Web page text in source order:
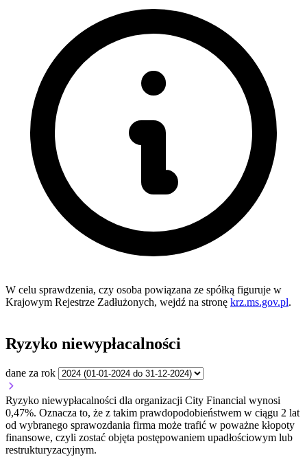
W celu sprawdzenia, czy osoba powiązana ze spółką figuruje w
Krajowym Rejestrze Zadłużonych, wejdź na stronę krz.ms.gov.pl.
Ryzyko niewypłacalności
dane za rok
Ryzyko niewypłacalności dla organizacji City Financial wynosi
0,47%. Oznacza to, że z takim prawdopodobieństwem w ciągu 2 lat
od wybranego sprawozdania firma może trafić w poważne kłopoty
finansowe, czyli zostać objęta postępowaniem upadłościowym lub
restrukturyzacyjnym.